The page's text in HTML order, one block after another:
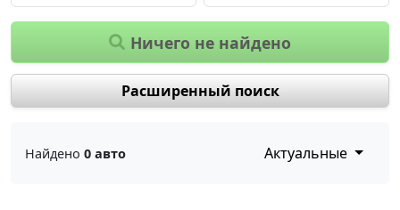
Ничего не найдено
Расширенный поиск
Найдено 0 авто Актуальные